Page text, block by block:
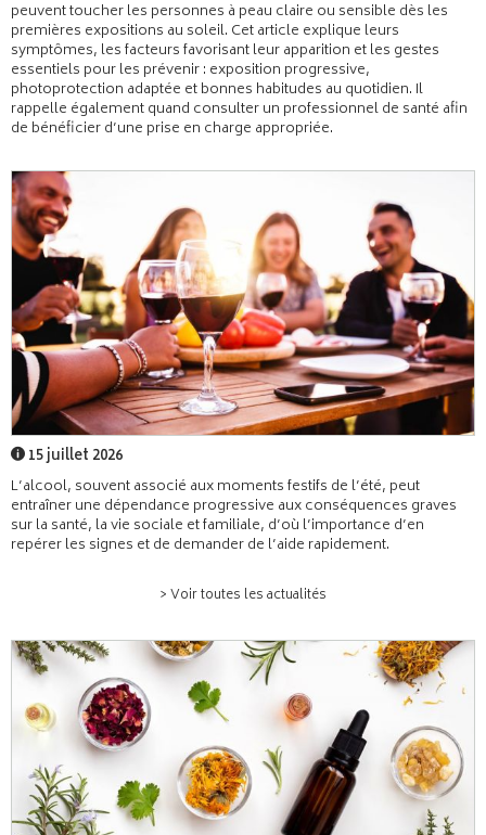
peuvent toucher les personnes à peau claire ou sensible dès les
premières expositions au soleil. Cet article explique leurs
symptômes, les facteurs favorisant leur apparition et les gestes
essentiels pour les prévenir : exposition progressive,
photoprotection adaptée et bonnes habitudes au quotidien. Il
rappelle également quand consulter un professionnel de santé afin
de bénéficier d’une prise en charge appropriée.
15 juillet 2026
L’alcool, souvent associé aux moments festifs de l’été, peut
entraîner une dépendance progressive aux conséquences graves
sur la santé, la vie sociale et familiale, d’où l’importance d’en
repérer les signes et de demander de l’aide rapidement.
> Voir toutes les actualités